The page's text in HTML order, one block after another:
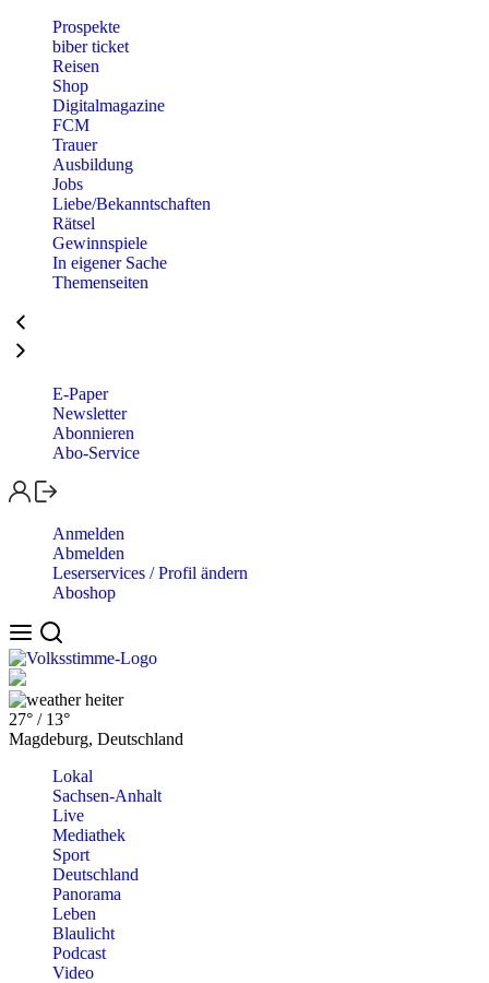
Prospekte
biber ticket
Reisen
Shop
Digitalmagazine
FCM
Trauer
Ausbildung
Jobs
Liebe/Bekanntschaften
Rätsel
Gewinnspiele
In eigener Sache
Themenseiten
E-Paper
Newsletter
Abonnieren
Abo-Service
Anmelden
Abmelden
Leserservices / Profil ändern
Aboshop
heiter
27° / 13°
Magdeburg, Deutschland
Lokal
Sachsen-Anhalt
Live
Mediathek
Sport
Deutschland
Panorama
Leben
Blaulicht
Podcast
Video